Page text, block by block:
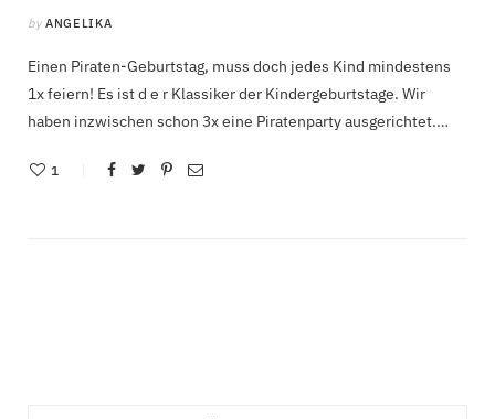
by ANGELIKA
Einen Piraten-Geburtstag, muss doch jedes Kind mindestens
1x feiern! Es ist d e r Klassiker der Kindergeburtstage. Wir
haben inzwischen schon 3x eine Piratenparty ausgerichtet.…
1